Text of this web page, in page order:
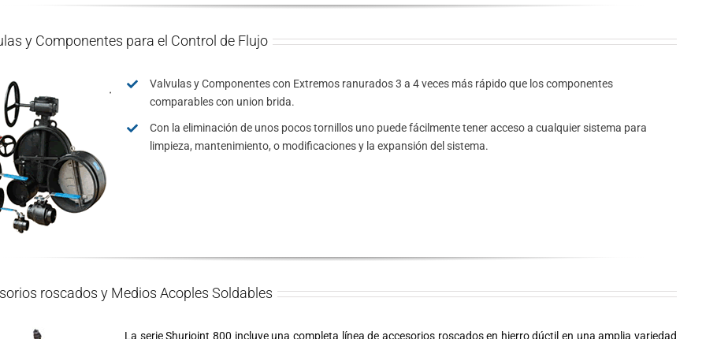
y Componentes para el Control de Flujo
Valvulas y Componentes con Extremos ranurados 3 a 4 veces más rápido que los componentes
comparables con union brida.
Con la eliminación de unos pocos tornillos uno puede fácilmente tener acceso a cualquier sistema para
limpieza, mantenimiento, o modificaciones y la expansión del sistema.
roscados y Medios Acoples Soldables
La serie Shurjoint 800 incluye una completa línea de accesorios roscados en hierro dúctil en una amplia variedad